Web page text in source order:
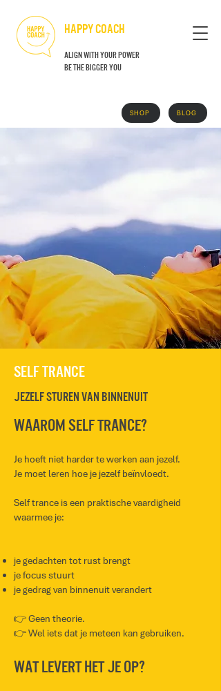
HAPPY COACH
align with your power
BE THE BIGGER YOU
SHOP BLOG
Self TRance
jezelf sturen van binnenuit
Waarom self trance?
Je hoeft niet harder te werken aan jezelf.
Je moet leren hoe je jezelf beïnvloedt.
Self trance is een praktische vaardigheid
waarmee je:
je gedachten tot rust brengt
je focus stuurt
je gedrag van binnenuit verandert
👉 Geen theorie.
👉 Wel iets dat je meteen kan gebruiken.
Wat levert het je op?